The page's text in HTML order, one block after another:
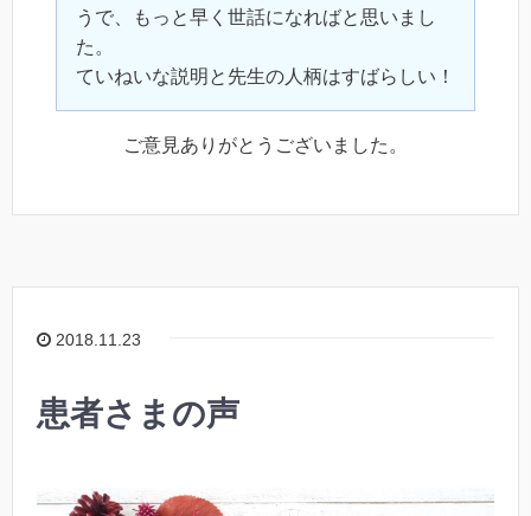
うで、もっと早く世話になればと思いまし
た。
ていねいな説明と先生の人柄はすばらしい！
ご意見ありがとうございました。
2018.11.23
患者さまの声